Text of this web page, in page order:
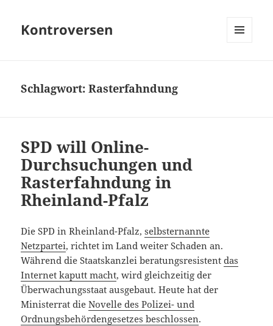
Kontroversen
Schlagwort:Rasterfahndung
SPD will Online-
Durchsuchungen und
Rasterfahndung in
Rheinland-Pfalz
Die SPD in Rheinland-Pfalz,selbsternannte
Netzpartei, richtet im Land weiter Schaden an.
Während die Staatskanzlei beratungsresistentdas
Internet kaputt macht, wird gleichzeitig der
Überwachungsstaat ausgebaut. Heute hat der
Ministerrat dieNovelle des Polizei- und
Ordnungsbehördengesetzes beschlossen.